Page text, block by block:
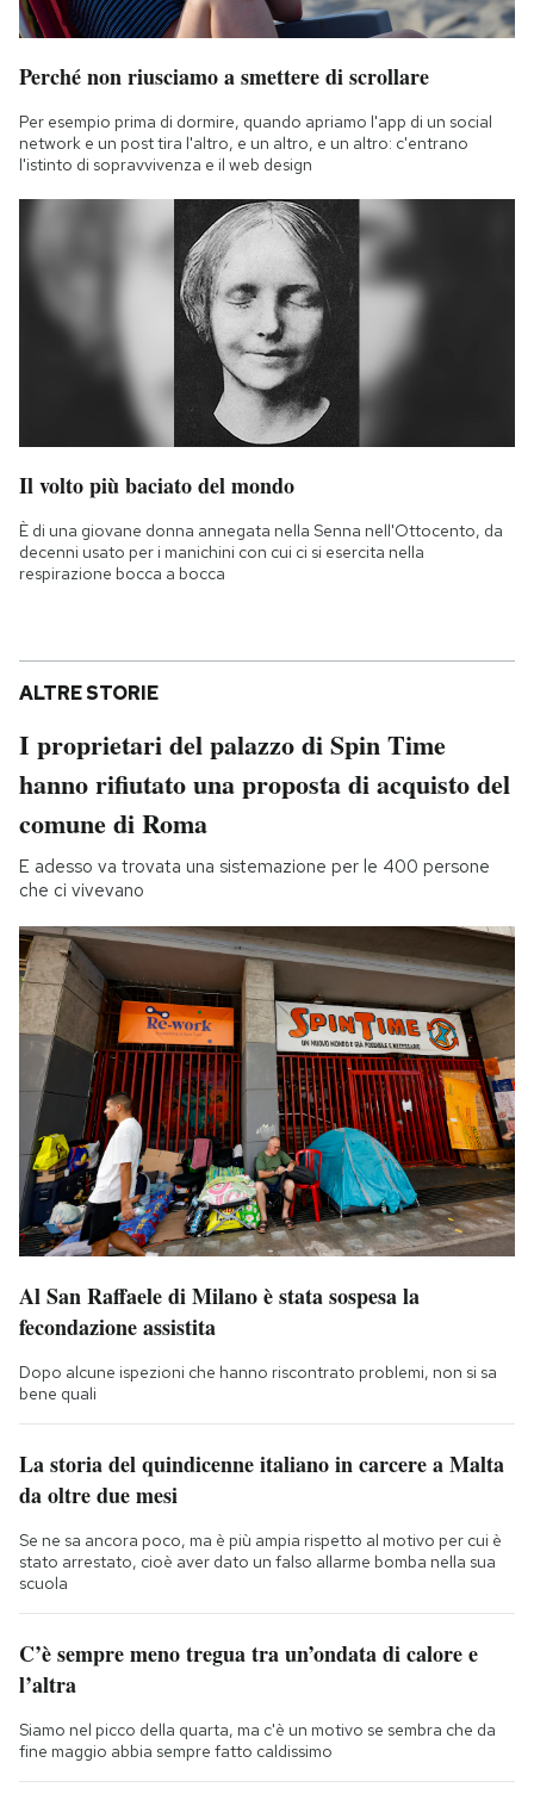
Perché non riusciamo a smettere di scrollare
Per esempio prima di dormire, quando apriamo l'app di un social
network e un post tira l'altro, e un altro, e un altro: c'entrano
l'istinto di sopravvivenza e il web design
Il volto più baciato del mondo
È di una giovane donna annegata nella Senna nell'Ottocento, da
decenni usato per i manichini con cui ci si esercita nella
respirazione bocca a bocca
ALTRE STORIE
I proprietari del palazzo di Spin Time
hanno rifiutato una proposta di acquisto del
comune di Roma
E adesso va trovata una sistemazione per le 400 persone
che ci vivevano
Al San Raffaele di Milano è stata sospesa la
fecondazione assistita
Dopo alcune ispezioni che hanno riscontrato problemi, non si sa
bene quali
La storia del quindicenne italiano in carcere a Malta
da oltre due mesi
Se ne sa ancora poco, ma è più ampia rispetto al motivo per cui è
stato arrestato, cioè aver dato un falso allarme bomba nella sua
scuola
C’è sempre meno tregua tra un’ondata di calore e
l’altra
Siamo nel picco della quarta, ma c'è un motivo se sembra che da
fine maggio abbia sempre fatto caldissimo